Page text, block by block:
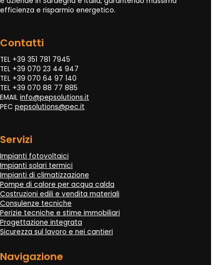
efficienza e risparmio energetico.
Contatti
TEL +39 351 781 7945
TEL +39 070 23 44 947
TEL +39 070 64 97 140
TEL +39 070 88 77 885
EMAIL info@pepsolutions.it
PEC pepsolutions@pec.it
Servizi
Impianti fotovoltaici
Impianti solari termici
Impianti di climatizzazione
Pompe di calore per acqua calda
Costruzioni edili e vendita materiali
Consulenze tecniche
Perizie tecniche e stime immobiliari
Progettazione integrata
Sicurezza sul lavoro e nei cantieri
Navigazione